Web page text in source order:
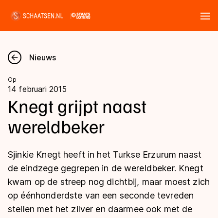
Nieuws
Kalender
Disciplines
Langebaan
Shorttrack
Inlineskaten
Uitslagen
Langebaan
Shorttrack
Marathon
Tijden & historie
Ranglijsten Langebaan
Nieuws
Op
14 februari 2015
Knegt grijpt naast
wereldbeker
Sjinkie Knegt heeft in het Turkse Erzurum naast
de eindzege gegrepen in de wereldbeker. Knegt
kwam op de streep nog dichtbij, maar moest zich
op éénhonderdste van een seconde tevreden
stellen met het zilver en daarmee ook met de